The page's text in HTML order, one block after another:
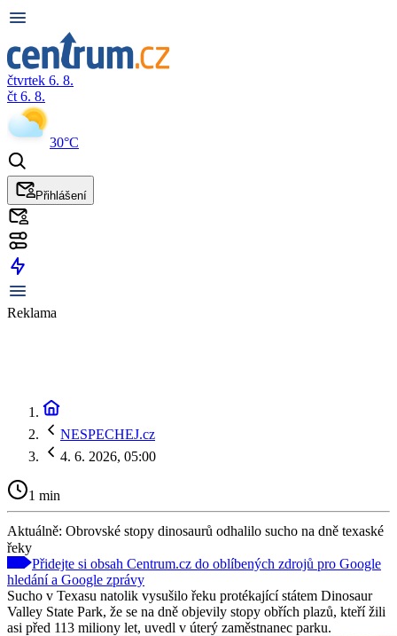
čtvrtek 6. 8.
čt 6. 8.
30°C
Přihlášení
Reklama
NESPECHEJ.cz
4. 6. 2026, 05:00
1 min
Aktuálně: Obrovské stopy dinosaurů odhalilo sucho na dně texaské
řeky
Přidejte si obsah Centrum.cz do oblíbených zdrojů pro Google
hledání a Google zprávy
Sucho v Texasu natolik vysušilo řeku protékající státem Dinosaur
Valley State Park, že se na dně objevily stopy obřích plazů, kteří žili
asi před 113 miliony let, uvedl v úterý zaměstnanec parku.